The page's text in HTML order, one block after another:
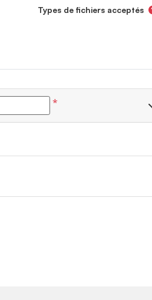
Types de fichiers acceptés
*